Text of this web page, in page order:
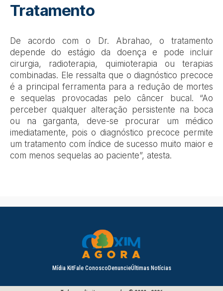
Tratamento
De acordo com o Dr. Abrahao, o tratamento
depende do estágio da doença e pode incluir
cirurgia, radioterapia, quimioterapia ou terapias
combinadas. Ele ressalta que o diagnóstico precoce
é a principal ferramenta para a redução de mortes
e sequelas provocadas pelo câncer bucal. “Ao
perceber qualquer alteração persistente na boca
ou na garganta, deve-se procurar um médico
imediatamente, pois o diagnóstico precoce permite
um tratamento com índice de sucesso muito maior e
com menos sequelas ao paciente”, atesta.
Mídia KitFale Conosco DenuncieÚltimas Notícias